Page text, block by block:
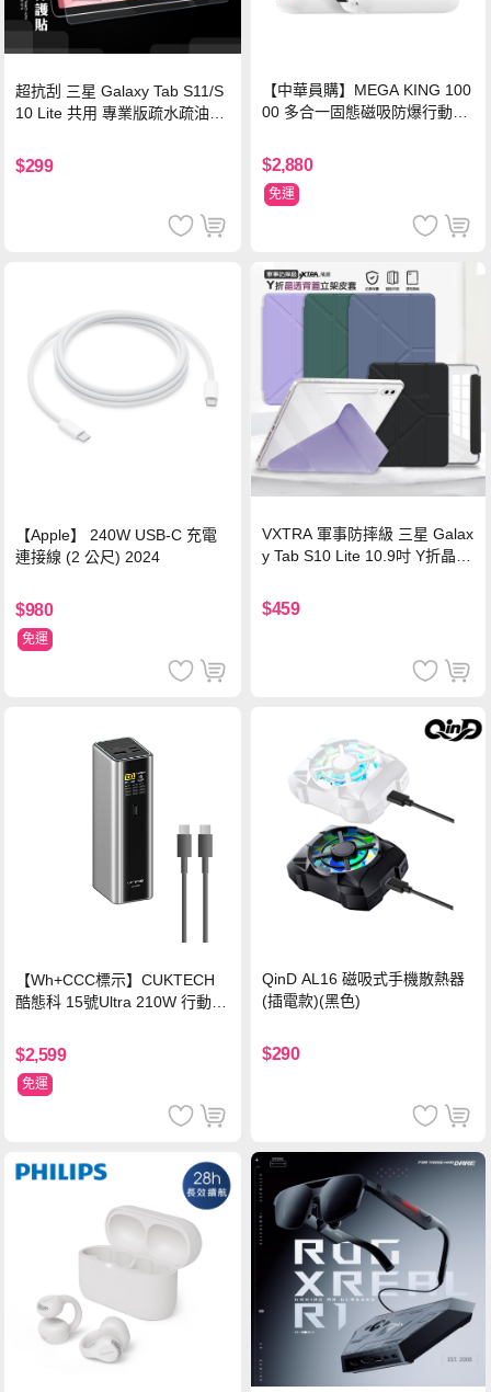
超抗刮 三星 Galaxy Tab S11/S
10 Lite 共用 專業版疏水疏油9H
$299
【中華員購】MEGA KING 100
00 多合一固態磁吸防爆行動電
$2,880
免運
【Apple】 240W USB-C 充電
連接線 (2 公尺) 2024
$980
免運
VXTRA 軍事防摔級 三星 Galax
y Tab S10 Lite 10.9吋 Y折晶透
$459
【Wh+CCC標示】CUKTECH
酷態科 15號Ultra 210W 行動電
$2,599
免運
QinD AL16 磁吸式手機散熱器
(插電款)(黑色)
$290